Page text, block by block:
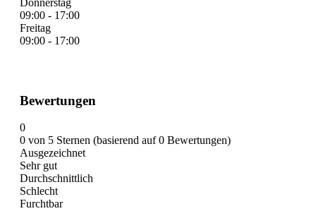
Donnerstag
09:00 - 17:00
Freitag
09:00 - 17:00
Bewertungen
0
0 von 5 Sternen (basierend auf 0 Bewertungen)
Ausgezeichnet
Sehr gut
Durchschnittlich
Schlecht
Furchtbar